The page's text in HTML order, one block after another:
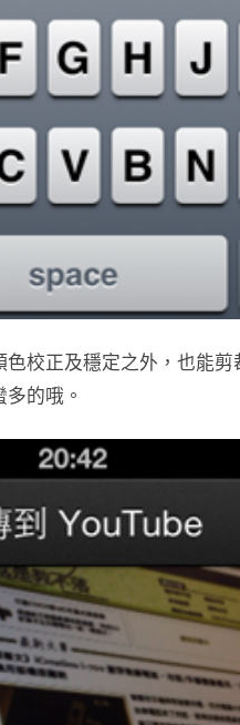
校正及穩定之外，也能剪
的哦。